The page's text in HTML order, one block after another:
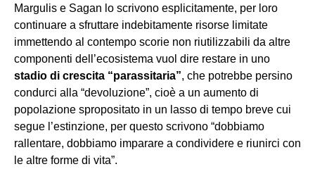
Margulis e Sagan lo scrivono esplicitamente, per loro
continuare a sfruttare indebitamente risorse limitate
immettendo al contempo scorie non riutilizzabili da altre
componenti dell’ecosistema vuol dire restare in uno
stadio di crescita “parassitaria”, che potrebbe persino
condurci alla “devoluzione”, cioè a un aumento di
popolazione spropositato in un lasso di tempo breve cui
segue l’estinzione, per questo scrivono “dobbiamo
rallentare, dobbiamo imparare a condividere e riunirci con
le altre forme di vita”.